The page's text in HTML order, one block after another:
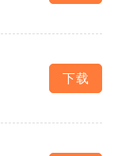
下载